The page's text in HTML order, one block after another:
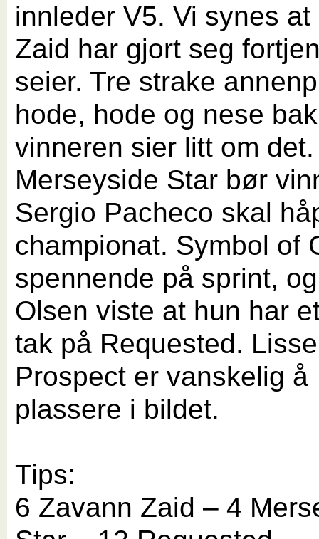
innleder V5. Vi synes
Zaid har gjort seg
seier. Tre strake
hode, hode og nese bak
vinneren sier litt om det.
Merseyside Star bør
Sergio Pacheco skal
championat. Symbol of
spennende på sprint,
Olsen viste at hun har
tak på Requested.
Prospect er vanskelig å
plassere i bildet.
Tips:
6 Zavann Zaid – 4